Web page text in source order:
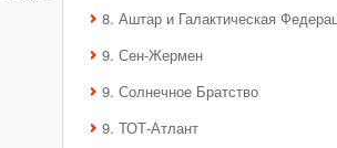
8. Аштар и Галактическая
9. Сен-Жермен
9. Солнечное Братство
9. ТОТ-Атлант